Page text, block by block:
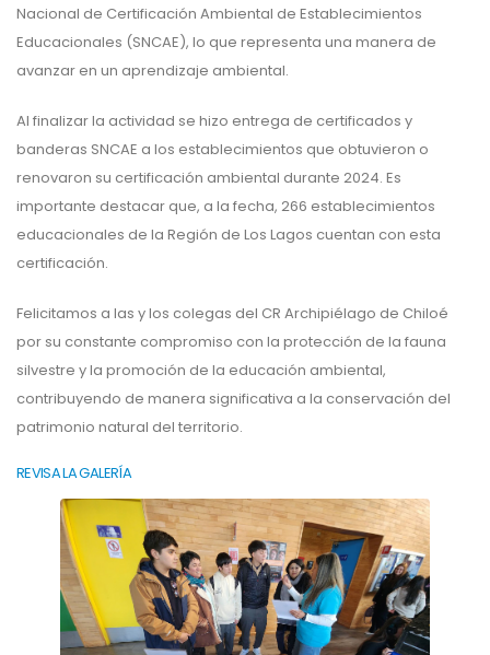
Nacional de Certificación Ambiental de Establecimientos
Educacionales (SNCAE), lo que representa una manera de
avanzar en un aprendizaje ambiental.
Al finalizar la actividad se hizo entrega de certificados y
banderas SNCAE a los establecimientos que obtuvieron o
renovaron su certificación ambiental durante 2024. Es
importante destacar que, a la fecha, 266 establecimientos
educacionales de la Región de Los Lagos cuentan con esta
certificación.
Felicitamos a las y los colegas del CR Archipiélago de Chiloé
por su constante compromiso con la protección de la fauna
silvestre y la promoción de la educación ambiental,
contribuyendo de manera significativa a la conservación del
patrimonio natural del territorio.
REVISA LA GALERÍA